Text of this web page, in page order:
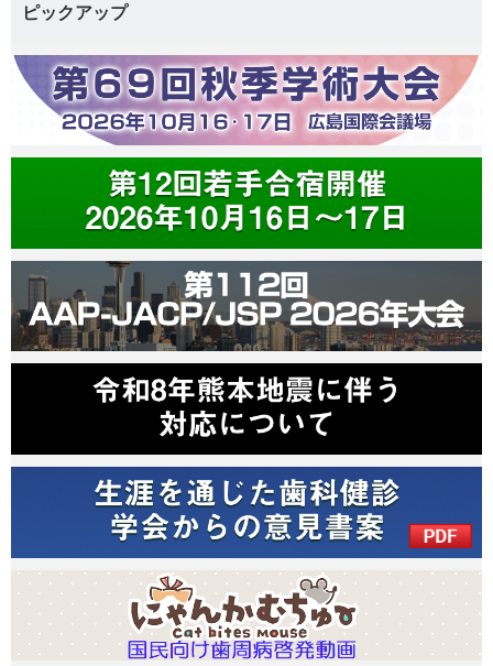
日本歯周病学会教育賞2025年度受賞者を掲載しました。 （2026年6
月1日）
日本歯周病学会奨励賞2025年度受賞者を掲載しました。 （2026年6
日本歯周病学会学会賞2025年度受賞者を掲載しました。
月1日）
ピックアップ